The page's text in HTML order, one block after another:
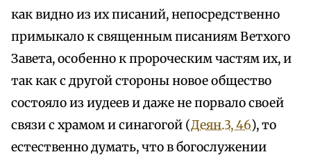
как видно из их писаний, непосредственно
примыкало к священным писаниям Ветхого
Завета, особенно к пророческим частям их, и
так как с другой стороны новое общество
состояло из иудеев и даже не порвало своей
связи с храмом и синагогой (Деян.3, 46), то
естественно думать, что в богослужении